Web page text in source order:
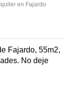
en Fajardo
Fajardo, 55m2,
No deje